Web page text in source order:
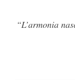
“L’armonia